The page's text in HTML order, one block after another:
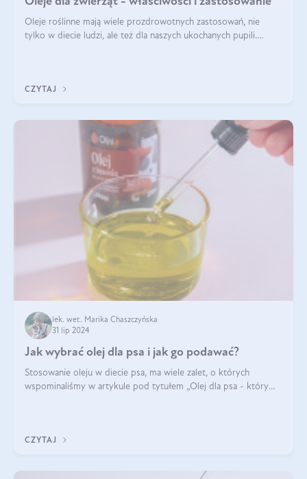
Oleje roślinne mają wiele prozdrowotnych zastosowań, nie
tylko w diecie ludzi, ale też dla naszych ukochanych pupili.
CZYTAJ
lek. wet. Marika Chaszczyńska
31 lip 2024
Jak wybrać olej dla psa i jak go podawać?
Stosowanie oleju w diecie psa, ma wiele zalet, o których
wspominaliśmy w artykule pod tytułem „Olej dla psa - który
CZYTAJ